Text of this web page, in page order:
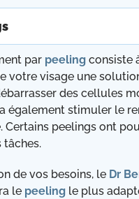
par peeling consiste
votre visage une
des cellules
également stimuler le
Certains peelings ont
tâches.
de vos besoins, le Dr
le peeling le plus